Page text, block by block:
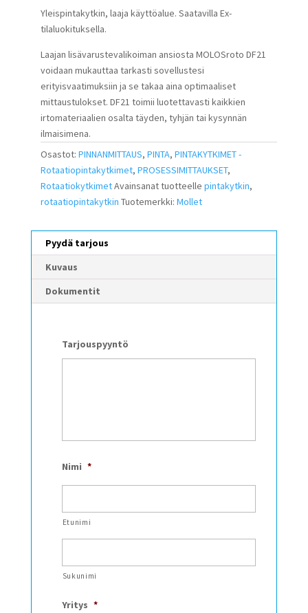
Yleispintakytkin, laaja käyttöalue. Saatavilla Ex-
tilaluokituksella.
Laajan lisävarustevalikoiman ansiosta MOLOSroto DF21
voidaan mukauttaa tarkasti sovellustesi
erityisvaatimuksiin ja se takaa aina optimaaliset
mittaustulokset. DF21 toimii luotettavasti kaikkien
irtomateriaalien osalta täyden, tyhjän tai kysynnän
ilmaisimena.
Osastot: PINNANMITTAUS, PINTA, PINTAKYTKIMET -
Rotaatiopintakytkimet, PROSESSIMITTAUKSET,
RotaatiokytkimetAvainsanat tuotteelle pintakytkin,
rotaatiopintakytkin Tuotemerkki: Mollet
Pyydä tarjous
Kuvaus
Dokumentit
Tarjouspyyntö
Nimi *
Etunimi
Sukunimi
Yritys *